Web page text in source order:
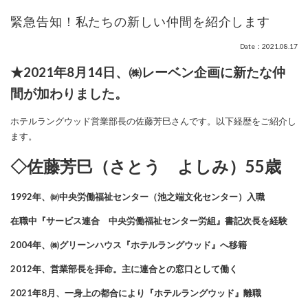
緊急告知！私たちの新しい仲間を紹介します
Date：2021.08.17
★2021年8月14日、㈱レーベン企画に新たな仲
間が加わりました。
ホテルラングウッド営業部長の佐藤芳巳さんです。以下経歴をご紹介し
ます。
◇佐藤芳巳（さとう よしみ）55歳
1992年、㈶中央労働福祉センター（池之端文化センター）入職
在職中『サービス連合 中央労働福祉センター労組』書記次長を経験
2004年、㈱グリーンハウス『ホテルラングウッド』へ移籍
2012年、営業部長を拝命。主に連合との窓口として働く
2021年8月、一身上の都合により『ホテルラングウッド』離職